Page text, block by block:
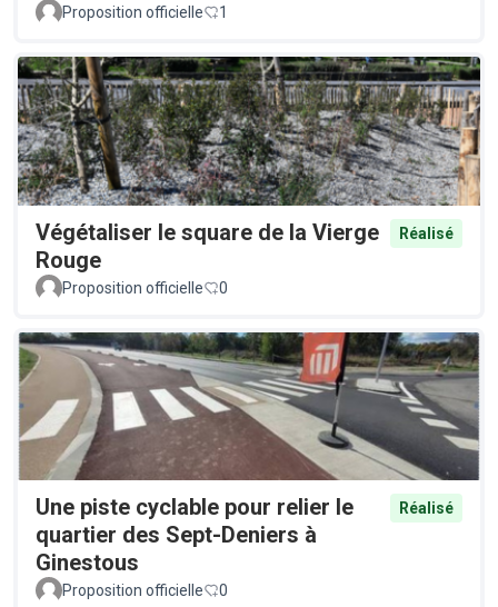
Proposition officielle 1
Végétaliser le square de la Vierge
Rouge
Réalisé
Proposition officielle 0
Une piste cyclable pour relier le
quartier des Sept-Deniers à
Ginestous
Réalisé
Proposition officielle 0